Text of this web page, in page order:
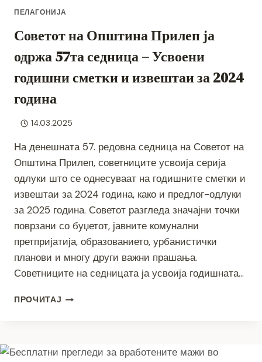
ПЕЛАГОНИЈА
Советот на Општина Прилеп ја
одржа 57та седница – Усвоени
годишни сметки и извештаи за 2024
година
14.03.2025
На денешната 57. редовна седница на Советот на
Општина Прилеп, советниците усвоија серија
одлуки што се однесуваат на годишните сметки и
извештаи за 2024 година, како и предлог-одлуки
за 2025 година. Советот разгледа значајни точки
поврзани со буџетот, јавните комунални
претпријатија, образованието, урбанистички
планови и многу други важни прашања.
Советниците на седницата ја усвоија годишната…
ПРОЧИТАЈ СОВЕТОТ
ОДРЖА